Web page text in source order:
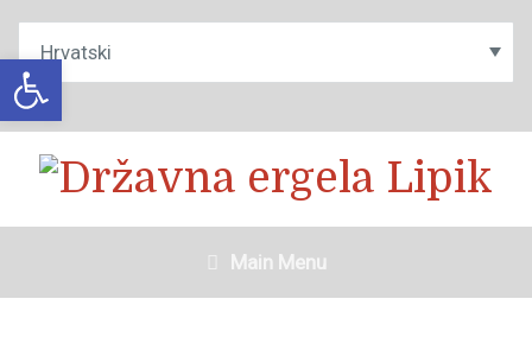
Main Menu
Open toolbar